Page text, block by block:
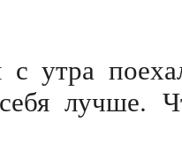
с утра
лучше.